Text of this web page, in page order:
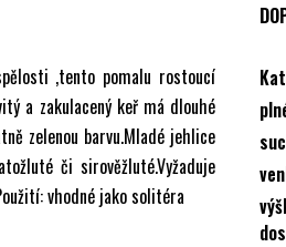
,tento pomalu rostoucí
a zakulacený keř má dlouhé
zelenou barvu.Mladé jehlice
či sirověžluté.Vyžaduje
vhodné jako solitéra